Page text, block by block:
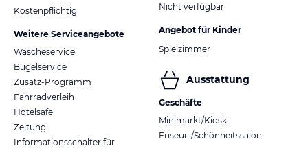
Kostenpflichtig
Weitere Serviceangebote
Wäscheservice
Bügelservice
Zusatz-Programm
Fahrradverleih
Hotelsafe
Zeitung
Informationsschalter für
Nicht verfügbar
Angebot für Kinder
Spielzimmer
Ausstattung
Geschäfte
Minimarkt/Kiosk
Friseur-/Schönheitssalon